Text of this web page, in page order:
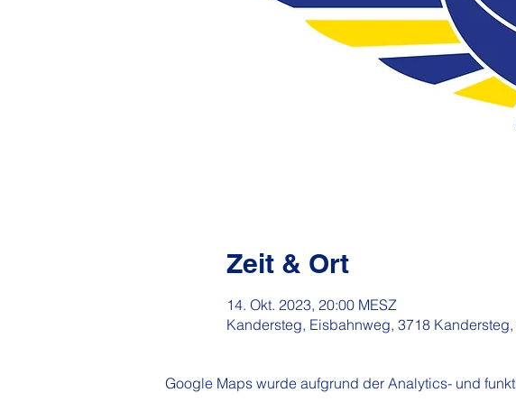
Zeit & Ort
14. Okt. 2023, 20:00 MESZ
Kandersteg, Eisbahnweg, 3718
Google Maps wurde aufgrund der Analytics- und